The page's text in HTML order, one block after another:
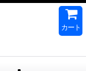
カート